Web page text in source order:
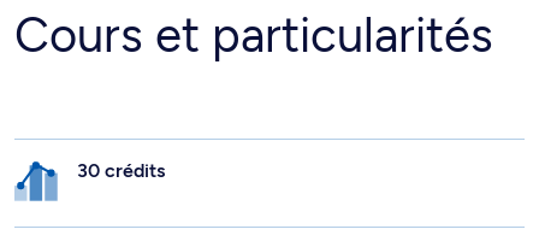
Cours et particularités
30 crédits